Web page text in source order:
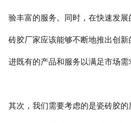
验丰富的服务。同时，在快速发
砖胶厂家应该能够不断地推出创
进既有的产品和服务以满足市场需
其次，我们需要考虑的是瓷砖胶